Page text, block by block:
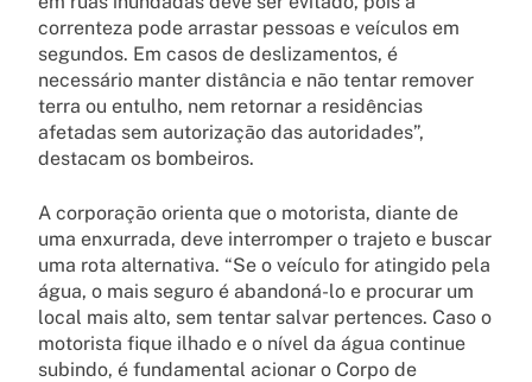
correnteza pode arrastar pessoas e veículos em
segundos. Em casos de deslizamentos, é
necessário manter distância e não tentar remover
terra ou entulho, nem retornar a residências
afetadas sem autorização das autoridades”,
destacam os bombeiros.
A corporação orienta que o motorista, diante de
uma enxurrada, deve interromper o trajeto e buscar
uma rota alternativa. “Se o veículo for atingido pela
água, o mais seguro é abandoná-lo e procurar um
local mais alto, sem tentar salvar pertences. Caso o
motorista fique ilhado e o nível da água continue
subindo, é fundamental acionar o Corpo de